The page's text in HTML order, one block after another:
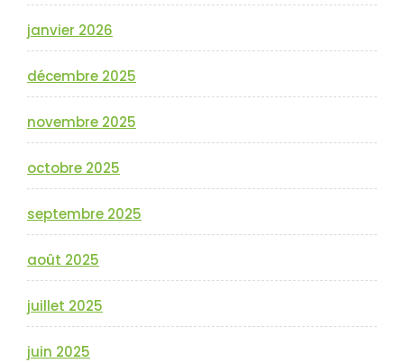
janvier 2026
décembre 2025
novembre 2025
octobre 2025
septembre 2025
août 2025
juillet 2025
juin 2025